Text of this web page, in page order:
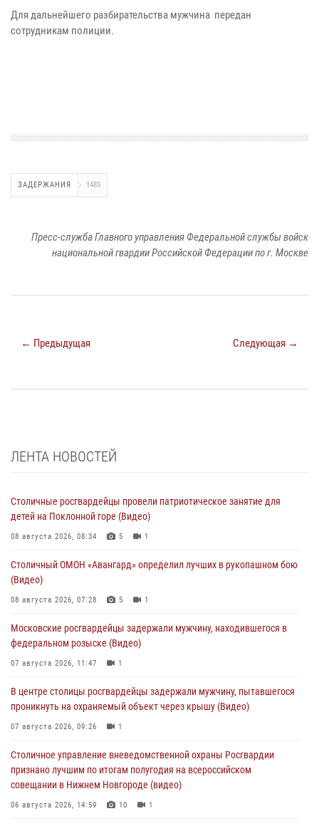
Для дальнейшего разбирательства мужчина передан
сотрудникам полиции.
ЗАДЕРЖАНИЯ 1485
Пресс-служба Главного управления Федеральной службы войск
национальной гвардии Российской Федерации по г. Москве
← Предыдущая Следующая →
ЛЕНТА НОВОСТЕЙ
Столичные росгвардейцы провели патриотическое занятие для
детей на Поклонной горе (Видео)
08 августа 2026, 08:34 5 1
Столичный ОМОН «Авангард» определил лучших в рукопашном бою
(Видео)
08 августа 2026, 07:28 5 1
Московские росгвардейцы задержали мужчину, находившегося в
федеральном розыске (Видео)
07 августа 2026, 11:47 1
В центре столицы росгвардейцы задержали мужчину, пытавшегося
проникнуть на охраняемый объект через крышу (Видео)
07 августа 2026, 09:26 1
Столичное управление вневедомственной охраны Росгвардии
признано лучшим по итогам полугодия на всероссийском
совещании в Нижнем Новгороде (видео)
06 августа 2026, 14:59 10 1